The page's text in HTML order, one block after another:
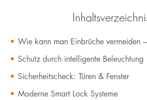
Wie kann man Einbrüche vermeiden
Schutz durch intelligente Beleuchtung
Sicherheitscheck: Türen & Fenster
Moderne Smart Lock Systeme